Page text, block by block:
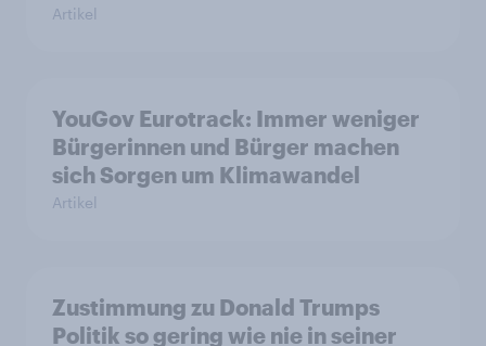
Artikel
YouGov Eurotrack: Immer weniger
Bürgerinnen und Bürger machen
sich Sorgen um Klimawandel
Artikel
Zustimmung zu Donald Trumps
Politik so gering wie nie in seiner